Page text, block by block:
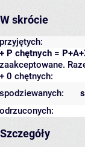
W skrócie
przyjętych:
+ P chętnych =
zaakceptowane.
+ 0 chętnych:
spodziewanych:
odrzuconych:
Szczegóły